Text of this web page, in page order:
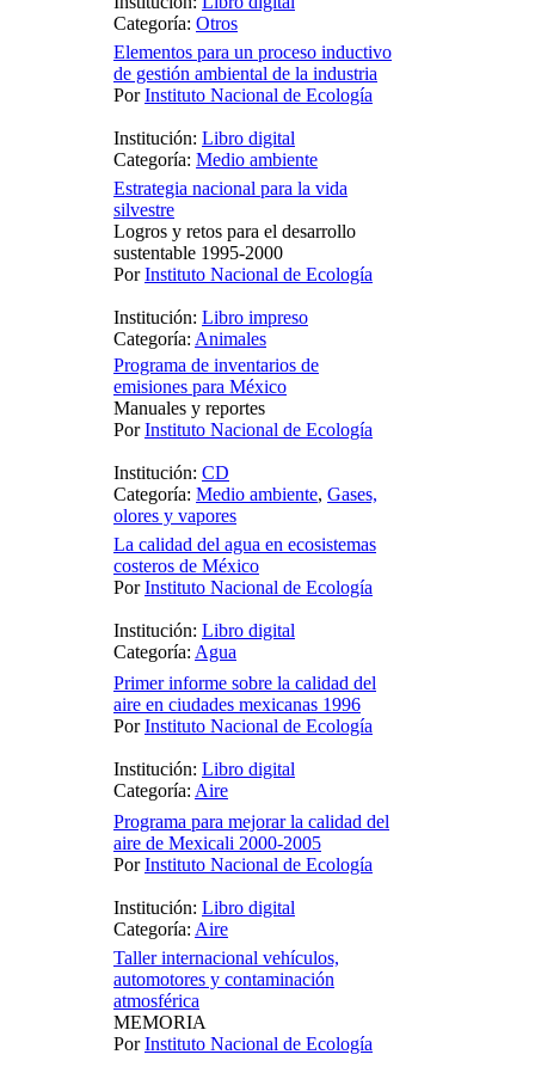
Categoría: Otros
Elementos para un proceso inductivo
de gestión ambiental de la industria
PorInstituto Nacional de Ecología
Institución: Libro digital
Categoría: Medio ambiente
Estrategia nacional para la vida
silvestre
Logros y retos para el desarrollo
sustentable 1995-2000
PorInstituto Nacional de Ecología
Institución: Libro impreso
Categoría: Animales
Programa de inventarios de
emisiones para México
Manuales y reportes
PorInstituto Nacional de Ecología
Institución: CD
Categoría: Medio ambiente, Gases,
olores y vapores
La calidad del agua en ecosistemas
costeros de México
PorInstituto Nacional de Ecología
Institución: Libro digital
Categoría: Agua
Primer informe sobre la calidad del
aire en ciudades mexicanas 1996
PorInstituto Nacional de Ecología
Institución: Libro digital
Categoría: Aire
Programa para mejorar la calidad del
aire de Mexicali 2000-2005
PorInstituto Nacional de Ecología
Institución: Libro digital
Categoría: Aire
Taller internacional vehículos,
automotores y contaminación
atmosférica
MEMORIA
PorInstituto Nacional de Ecología